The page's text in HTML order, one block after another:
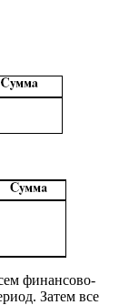
финансово-
Затем все